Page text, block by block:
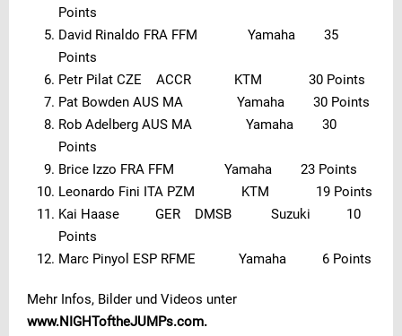
Points
David Rinaldo FRA FFM Yamaha 35
Points
Petr Pilat CZE ACCR KTM 30 Points
Pat Bowden AUS MA Yamaha 30 Points
Rob Adelberg AUS MA Yamaha 30
Points
Brice Izzo FRA FFM Yamaha 23 Points
Leonardo Fini ITA PZM KTM 19 Points
Kai Haase GER DMSB Suzuki 10
Points
Marc Pinyol ESP RFME Yamaha 6 Points
Mehr Infos, Bilder und Videos unter
www.NIGHToftheJUMPs.com.